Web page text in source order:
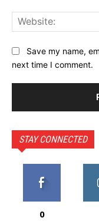
Save my name,
next time I comment.
STAY CONNECTED
0